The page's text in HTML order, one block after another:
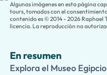
Algunas imágenes en esta página
tours, tomados con el
contenido es © 2014 - 2026 Raphael
licencia. La reproducción no
En resumen
Explora el Museo